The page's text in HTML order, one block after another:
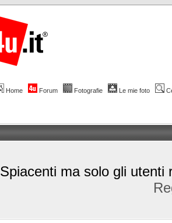
Home Forum Fotografie Le mie foto
Spiacenti ma solo gli utenti